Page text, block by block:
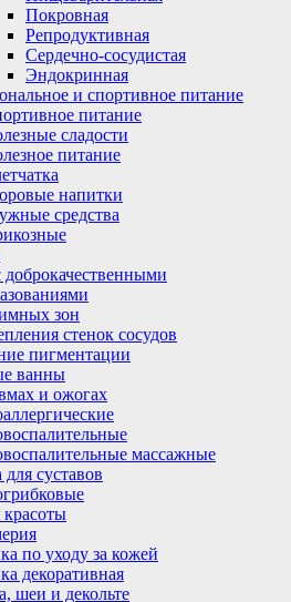
Покровная
Репродуктивная
Сердечно-сосудистая
Эндокринная
и спортивное питание
питание
сладости
питание
напитки
средства
доброкачественными
зон
стенок сосудов
пигментации
ванны
и ожогах
массажные
для суставов
по уходу за кожей
декоративная
шеи и декольте